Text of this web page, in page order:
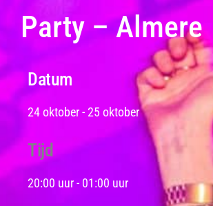
Party – Almere
Datum
24 oktober-25 oktober
Tijd
20:00 uur- 01:00 uur